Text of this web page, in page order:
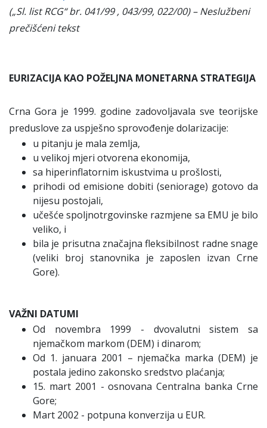
(„Sl. list RCG“ br. 041/99 , 043/99, 022/00) – Neslužbeni
prečišćeni tekst
EURIZACIJA KAO POŽELJNA MONETARNA STRATEGIJA
Crna Gora je 1999. godine zadovoljavala sve teorijske
preduslove za uspješno sprovođenje dolarizacije:
u pitanju je mala zemlja,
u velikoj mjeri otvorena ekonomija,
sa hiperinflatornim iskustvima u prošlosti,
prihodi od emisione dobiti (seniorage) gotovo da
nijesu postojali,
učešće spoljnotrgovinske razmjene sa EMU je bilo
veliko, i
bila je prisutna značajna fleksibilnost radne snage
(veliki broj stanovnika je zaposlen izvan Crne
Gore).
VAŽNI DATUMI
Od novembra 1999 - dvovalutni sistem sa
njemačkom markom (DEM) i dinarom;
Od 1. januara 2001 – njemačka marka (DEM) je
postala jedino zakonsko sredstvo plaćanja;
15. mart 2001 - osnovana Centralna banka Crne
Gore;
Mart 2002 - potpuna konverzija u EUR.